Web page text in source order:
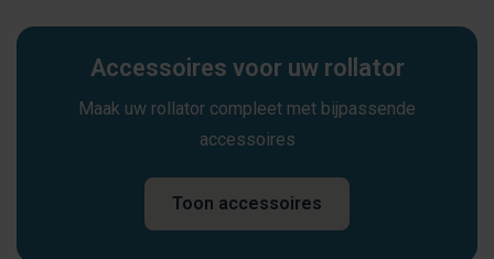
Accessoires voor uw rollator
Maak uw rollator compleet met bijpassende
accessoires
Toon accessoires